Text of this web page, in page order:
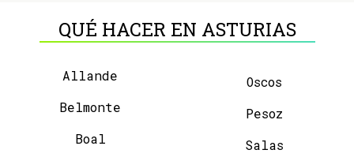
QUÉ HACER EN ASTURIAS
Allande
Belmonte
Boal
Oscos
Pesoz
Salas